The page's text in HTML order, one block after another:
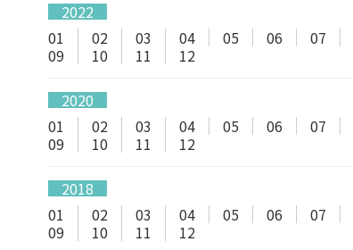
2022
01
02 03 04 05 06 07
09
10 11 12
2020
01
02 03 04 05 06 07
09
10 11 12
2018
01
02 03 04 05 06 07
09
10 11 12